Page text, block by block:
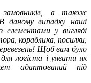
замовників, а також
В даному випадку наші
елементами у вигляді
кораблика, посилки,
Щоб вам було
логіста і уявити як
адаптований під